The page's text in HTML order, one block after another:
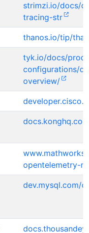
strimzi.io/docs/
tracing-str
thanos.io/tip/
tyk.io/docs/
configurations/
overview/
opentelemetry-
dev.mysql.com/